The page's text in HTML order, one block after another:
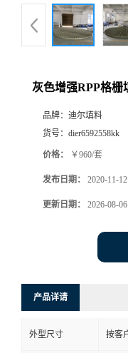
灰色增强RPP格栅
品牌： 迪尔填料
货号： dier6592558kk
价格： ￥960/套
发布日期： 2020-11-12
更新日期： 2026-08-06
产品详请
外型尺寸 按客